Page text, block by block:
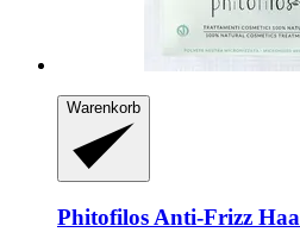
Warenkorb
Phitofilos Anti-​Frizz